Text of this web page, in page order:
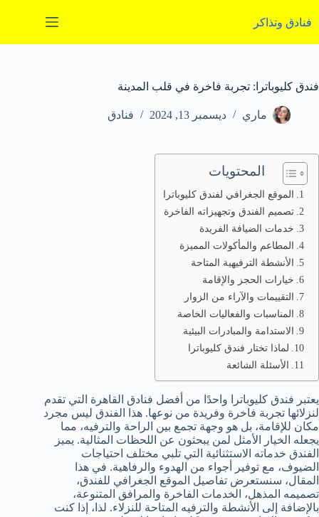
إلى
المحتوى
فنادق وتذاكر
فندق كليوباترا: تجربة فاخرة في قلب المدينة
ماري ديسمبر 13, 2024 فنادق
المحتويات
الموقع الجغرافي لفندق كليوباترا
تصميم الفندق وتجهيزاته الفاخرة
خدمات الضيافة الفريدة
المطاعم والمأكولات المميزة
الأنشطة الترفيهية المتاحة
خيارات الحجز والإقامة
التقييمات والآراء من الزوار
المناسبات والفعاليات الخاصة
الاستدامة والمبادرات البيئية
لماذا تختار فندق كليوباترا
الأسئلة الشائعة
يعتبر فندق كليوباترا واحدًا من أفضل فنادق القاهرة التي تقدم
لنزلائها تجربة فاخرة وفريدة من نوعها. هذا الفندق ليس مجرد
مكان للإقامة، بل هو وجهة تجمع بين الراحة والترفيه، مما
يجعله الخيار الأمثل لمن يبحثون عن اللحظات المثالية. يميز
الفندق خدماته الاستثنائية التي تلبي مختلف احتياجات
الضيوف، مع توفير أجواء من الهدوء والرفاهية. في هذا
المقال، سنستعرض تفاصيل الموقع الجغرافي للفندق،
تصميمه المذهل، الخدمات الفاخرة والمرافق المتنوعة،
بالإضافة إلى الأنشطة والترفيه المتاحة للنزلاء. لذا، إذا كنت